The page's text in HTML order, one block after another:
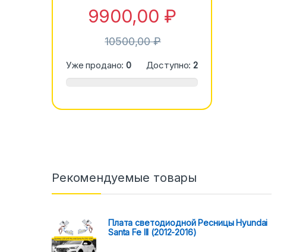
9900,00 ₽
10500,00₽
Уже продано:0 Доступно:2
Рекомендуемые товары
Плата светодиодной Ресницы Hyundai
Santa Fe III (2012-2016)